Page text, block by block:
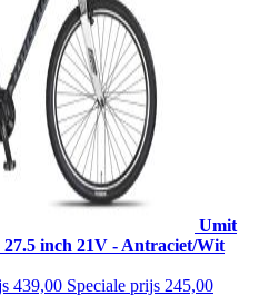
Umit
inch 21V - Antraciet/Wit
439,00 Speciale prijs 245,00